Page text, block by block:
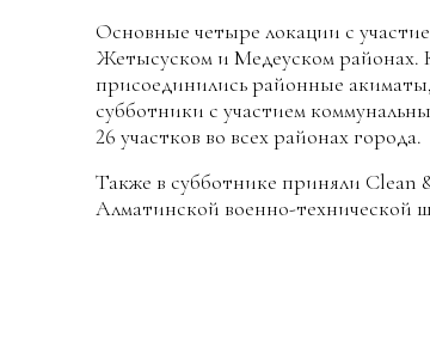
Основные четыре локации с
Жетысуском и Медеуском районах.
присоединились районные
субботники с участием
26 участков во всех районах города.
Также в субботнике приняли Clean
Алматинской военно-технической